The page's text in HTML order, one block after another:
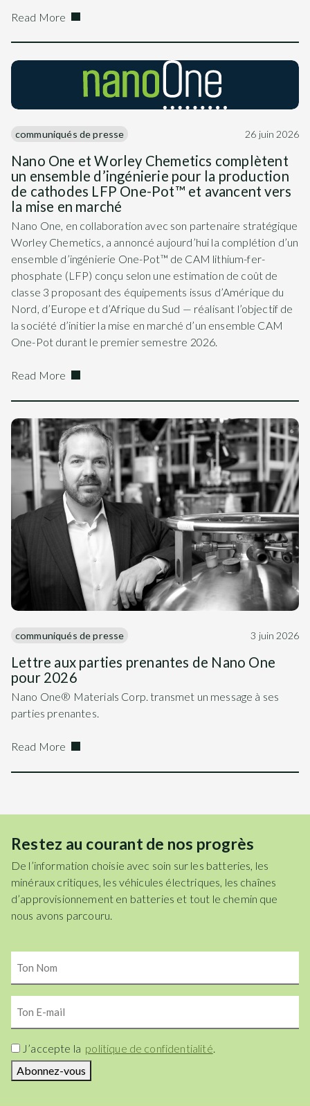
Read More
communiqués de presse 26 juin 2026
Nano One et Worley Chemetics complètent
un ensemble d’ingénierie pour la production
de cathodes LFP One-Pot™ et avancent vers
la mise en marché
Nano One, en collaboration avec son partenaire stratégique
Worley Chemetics, a annoncé aujourd’hui la complétion d’un
ensemble d’ingénierie One-Pot™ de CAM lithium-fer-
phosphate (LFP) conçu selon une estimation de coût de
classe 3 proposant des équipements issus d’Amérique du
Nord, d’Europe et d’Afrique du Sud — réalisant l’objectif de
la société d’initier la mise en marché d’un ensemble CAM
One-Pot durant le premier semestre 2026.
Read More
communiqués de presse 3 juin 2026
Lettre aux parties prenantes de Nano One
pour 2026
Nano One® Materials Corp. transmet un message à ses
parties prenantes.
Read More
Restez au courant de nos progrès
De l’information choisie avec soin sur les batteries, les
minéraux critiques, les véhicules électriques, les chaînes
d’approvisionnement en batteries et tout le chemin que
nous avons parcouru.
Nom
E-
Consent
J’accepte la politique de confidentialité
Abonnez-vous